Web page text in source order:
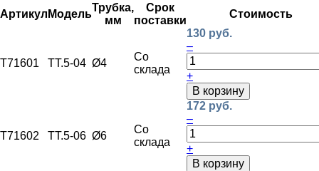
Артикул Модель
Трубка,
мм
Срок
поставки
Стоимость
T71601 ТТ.5-04 Ø4
Со
склада
130 руб.
–
+
В корзину
T71602 ТТ.5-06 Ø6
Со
склада
172 руб.
–
+
В корзину